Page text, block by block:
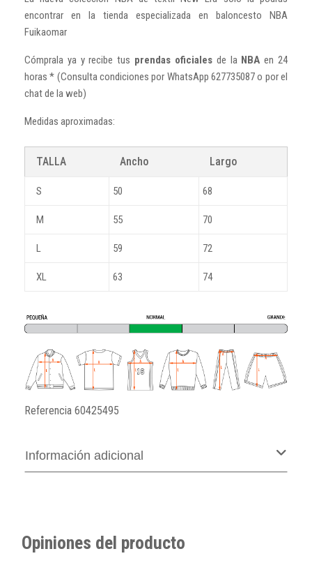
encontrar en la tienda especializada en baloncesto NBA
Fuikaomar
Cómprala ya y recibe tus prendas oficialesde la NBA en 24
horas * (Consulta condiciones por WhatsApp 627735087 o por el
chat de la web)
Medidas aproximadas:
TALLA Ancho Largo
S 50 68
M 55 70
L 59 72
XL 63 74
Referencia 60425495
Información adicional
Opiniones del producto